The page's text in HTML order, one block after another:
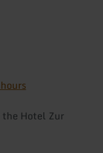
Hotel Zur